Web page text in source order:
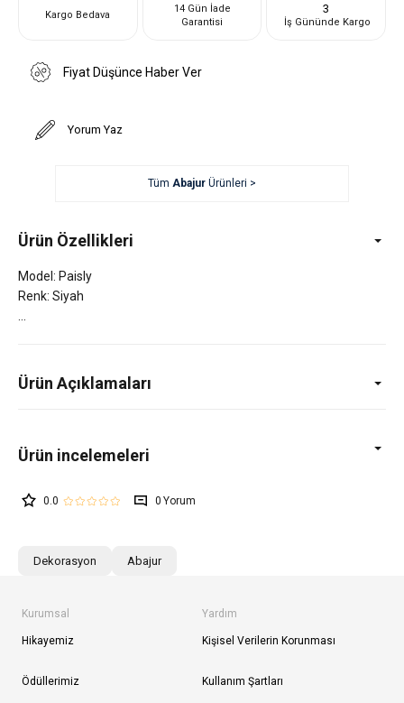
Kargo Bedava
14 Gün İade
Garantisi
3
İş Gününde Kargo
Fiyat Düşünce Haber Ver
Yorum Yaz
Tüm AbajurÜrünleri >
Ürün Özellikleri
Model: Paisly
Renk: Siyah
Ürün Açıklamaları
0.0 0
Dekorasyon Abajur
Kurumsal
Hikayemiz
Ödüllerimiz
Yardım
Kişisel Verilerin Korunması
Kullanım Şartları